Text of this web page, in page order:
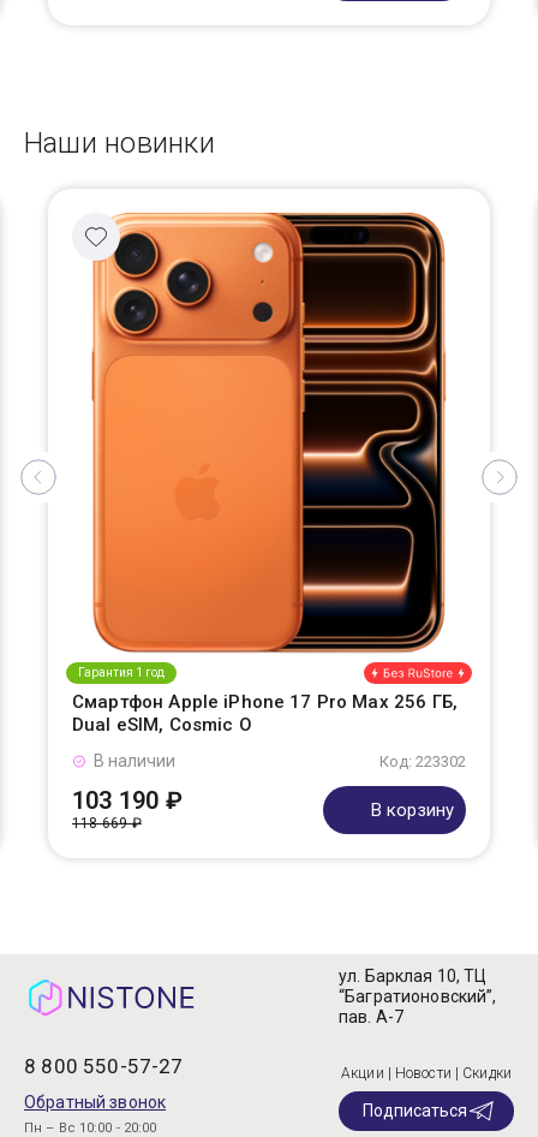
Наши новинки
Гарантия 1 год
Смартфон Apple iPhone 17 Pro Max 256 ГБ,
Dual eSIM, Cosmic O
Код: 223302
В наличии
103 190 ₽
118 669 ₽
В корзину
8 800 550-57-27
Обратный звонок
Пн – Вс 10:00 - 20:00
ул. Барклая 10, ТЦ
“Багратионовский”,
пав. А-7
Акции | Новости | Скидки
Подписаться